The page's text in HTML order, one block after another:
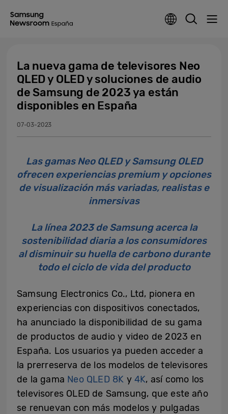
La nueva gama de televisores Neo
QLED y OLED y soluciones de audio
de Samsung de 2023 ya están
disponibles en España
07-03-2023
Las gamas Neo QLED y Samsung OLED
ofrecen experiencias premium y opciones
de visualización más variadas, realistas e
inmersivas
La línea 2023 de Samsung acerca la
sostenibilidad diaria a los consumidores
al disminuir su huella de carbono durante
todo el ciclo de vida del producto
Samsung Electronics Co., Ltd, pionera en
experiencias con dispositivos conectados,
ha anunciado la disponibilidad de su gama
de productos de audio y video de 2023 en
España. Los usuarios ya pueden acceder a
la prerreserva de los modelos de televisores
de la gama Neo QLED 8K y4K, así como los
televisores OLED de Samsung, que este año
se renuevan con más modelos y pulgadas